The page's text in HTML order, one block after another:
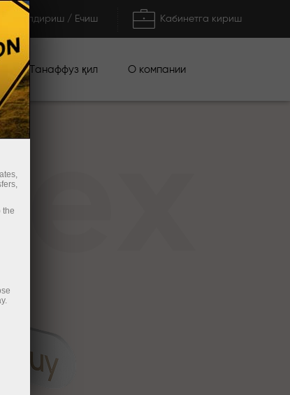
Тўлдириш / Ечиш Кабинетга кириш
Танаффуз қил О компании
the